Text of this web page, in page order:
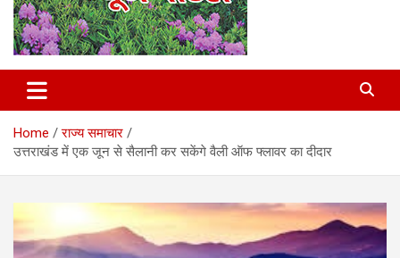
Pahadvasi
Home
राज्य समाचार
उत्तराखंड में एक जून से सैलानी कर सकेंगे वैली ऑफ फ्लावर का दीदार